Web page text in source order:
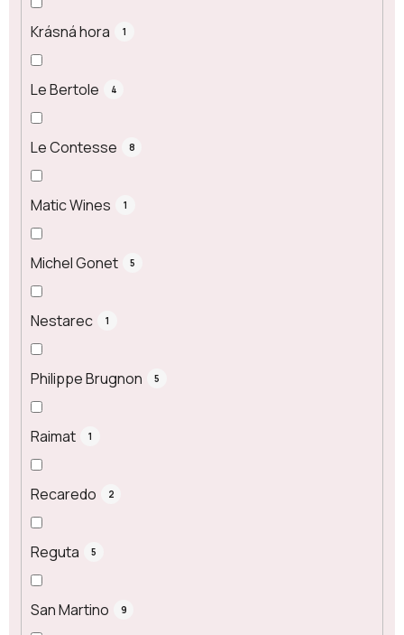
Krásná hora 1
Le Bertole 4
Le Contesse 8
Matic Wines 1
Michel Gonet 5
Nestarec 1
Philippe Brugnon 5
Raimat 1
Recaredo 2
Reguta 5
San Martino 9